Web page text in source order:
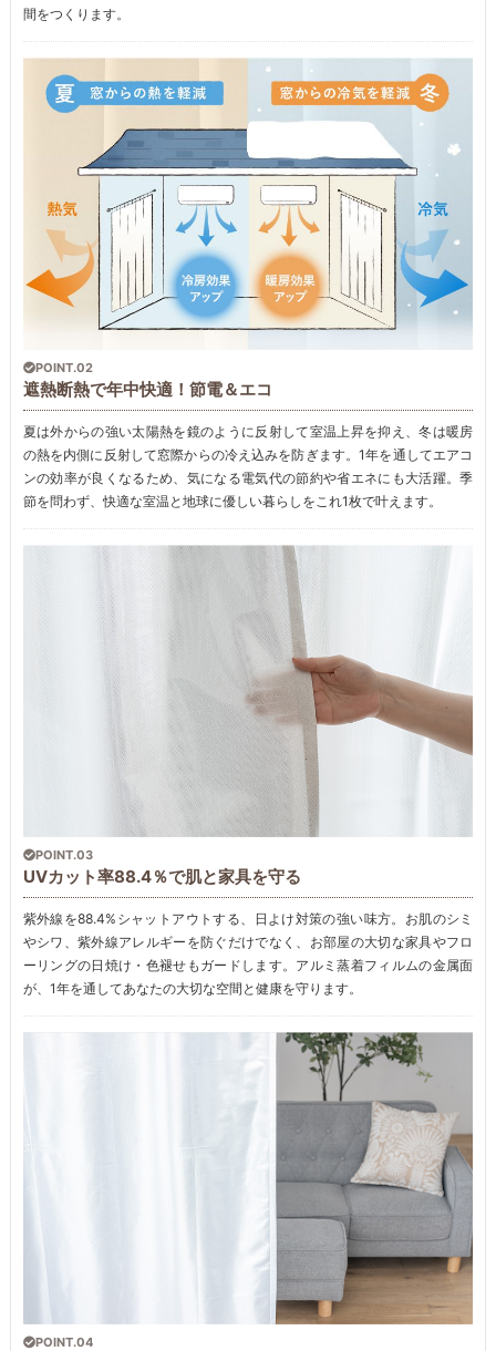
間をつくります。
POINT.02
遮熱断熱で年中快適！節電＆エコ
夏は外からの強い太陽熱を鏡のように反射して室温上昇を抑え、冬は暖房
の熱を内側に反射して窓際からの冷え込みを防ぎます。1年を通してエアコ
ンの効率が良くなるため、気になる電気代の節約や省エネにも大活躍。季
節を問わず、快適な室温と地球に優しい暮らしをこれ1枚で叶えます。
POINT.03
UVカット率88.4％で肌と家具を守る
紫外線を88.4%シャットアウトする、日よけ対策の強い味方。お肌のシミ
やシワ、紫外線アレルギーを防ぐだけでなく、お部屋の大切な家具やフロ
ーリングの日焼け・色褪せもガードします。アルミ蒸着フィルムの金属面
が、1年を通してあなたの大切な空間と健康を守ります。
POINT.04